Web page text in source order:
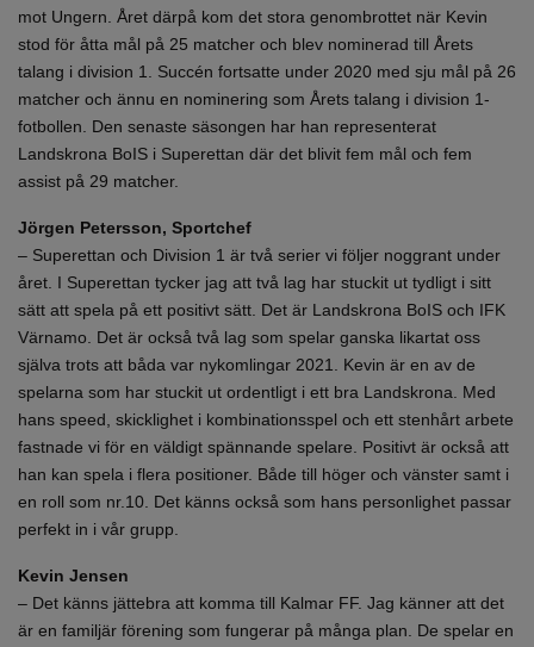
mot Ungern. Året därpå kom det stora genombrottet när Kevin
stod för åtta mål på 25 matcher och blev nominerad till Årets
talang i division 1. Succén fortsatte under 2020 med sju mål på 26
matcher och ännu en nominering som Årets talang i division 1-
fotbollen. Den senaste säsongen har han representerat
Landskrona BoIS i Superettan där det blivit fem mål och fem
assist på 29 matcher.
Jörgen Petersson, Sportchef
– Superettan och Division 1 är två serier vi följer noggrant under
året. I Superettan tycker jag att två lag har stuckit ut tydligt i sitt
sätt att spela på ett positivt sätt. Det är Landskrona BoIS och IFK
Värnamo. Det är också två lag som spelar ganska likartat oss
själva trots att båda var nykomlingar 2021. Kevin är en av de
spelarna som har stuckit ut ordentligt i ett bra Landskrona. Med
hans speed, skicklighet i kombinationsspel och ett stenhårt arbete
fastnade vi för en väldigt spännande spelare. Positivt är också att
han kan spela i flera positioner. Både till höger och vänster samt i
en roll som nr.10. Det känns också som hans personlighet passar
perfekt in i vår grupp.
Kevin Jensen
– Det känns jättebra att komma till Kalmar FF. Jag känner att det
är en familjär förening som fungerar på många plan. De spelar en